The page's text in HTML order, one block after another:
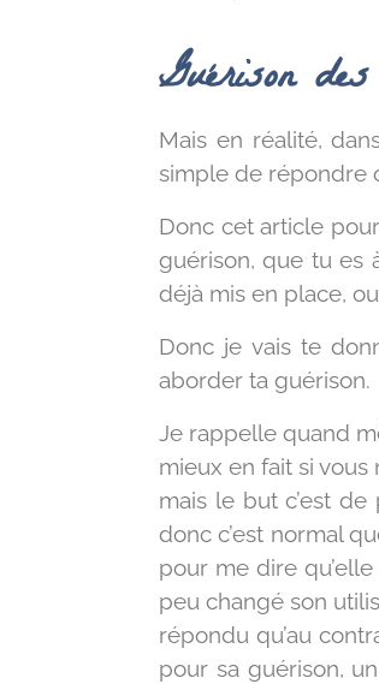
Guérison
Mais en réalité,
simple de répondre
Donc cet article
guérison, que tu es
déjà mis en place,
Donc je vais te
aborder ta guérison.
Je rappelle quand
mieux en fait si vous
mais le but c’est
donc c’est normal
pour me dire
peu changé son
répondu qu’au
pour sa guérison,